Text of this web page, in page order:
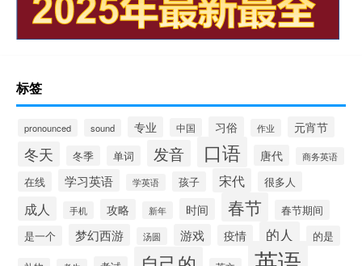
标签
pronounced sound 专业 中国 习俗 作业 元宵节
冬天 冬季 单词 发音 口语 唐代 商务英语
在线 学习英语 学英语 孩子 宋代 很多人
成人 手机 攻略 新年 时间 春节
春节期间
是一个
梦幻西游 汤圆 游戏 疫情 的人 的是